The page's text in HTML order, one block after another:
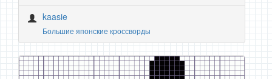
kaasie
Большие японские кроссворды